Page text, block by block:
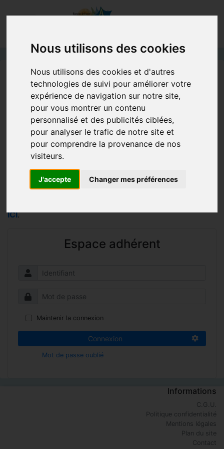
Nous utilisons des cookies
Nous utilisons des cookies et d'autres
technologies de suivi pour améliorer votre
expérience de navigation sur notre site,
pour vous montrer un contenu
personnalisé et des publicités ciblées,
pour analyser le trafic de notre site et
pour comprendre la provenance de nos
visiteurs.
J'accepte Changer mes préférences
Accueil Documentation Les moulins à eau
Les moulins à eau
LES MOULINS A EAU
Le document s'affichera au format PDF (Acrobat
Reader). Une fois affiché à l'écran, vous pourrez le
sauvegarder sur votre disque dur pour un affichage et
une impression ultérieurs.
ICI.
Espace adhérent
Maintenir la connexion
Connexion
Mot de passe oublié
Informations
C.G.U.
Politique confidentialité
Mentions légales
Plan du site
Contact